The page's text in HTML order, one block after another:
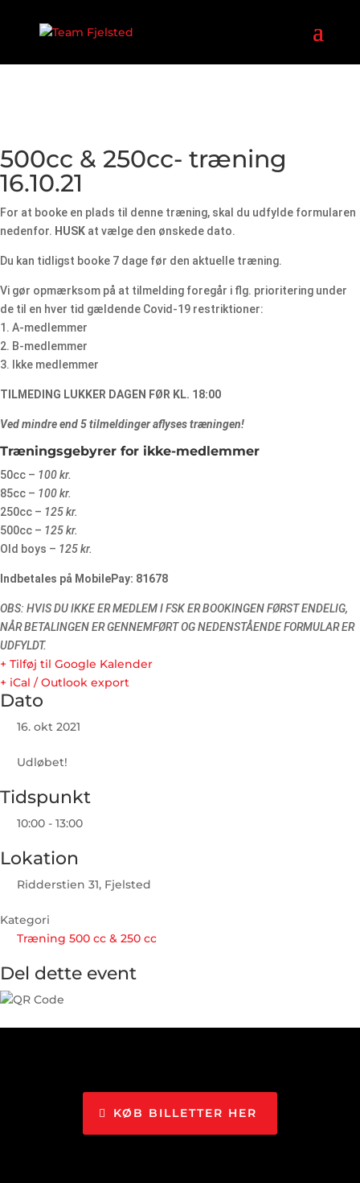
500cc & 250cc- træning
16.10.21
For at booke en plads til denne træning, skal du udfylde formularen
nedenfor. HUSK at vælge den ønskede dato.
Du kan tidligst booke 7 dage før den aktuelle træning.
Vi gør opmærksom på at tilmelding foregår i flg. prioritering under
de til en hver tid gældende Covid-19 restriktioner:
1. A-medlemmer
2. B-medlemmer
3. Ikke medlemmer
TILMEDING LUKKER DAGEN FØR KL. 18:00
Ved mindre end 5 tilmeldinger aflyses træningen!
Træningsgebyrer for ikke-medlemmer
50cc – 100 kr.
85cc – 100 kr.
250cc – 125 kr.
500cc – 125 kr.
Old boys – 125 kr.
Indbetales på MobilePay: 81678
OBS: HVIS DU IKKE ER MEDLEM I FSK ER BOOKINGEN FØRST ENDELIG,
NÅR BETALINGEN ER GENNEMFØRT OG NEDENSTÅENDE FORMULAR ER
UDFYLDT.
+ Tilføj til Google Kalender
+ iCal / Outlook export
Dato
16. okt 2021
Udløbet!
Tidspunkt
10:00 - 13:00
Lokation
Ridderstien 31, Fjelsted
Kategori
Træning 500 cc & 250 cc
Del dette event
KØB BILLETTER HER